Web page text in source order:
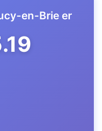
en-Brie er